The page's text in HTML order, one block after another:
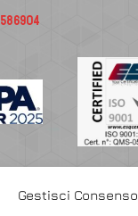
Gestisci Consenso